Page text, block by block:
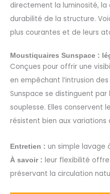
directement la luminosité, la
durabilité de la structure.
plus courantes et de leurs
Moustiquaires Sunspace :
Conçues pour offrir une
en empêchant l’intrusion
Sunspace se distinguent
souplesse. Elles conservent
résistent bien aux variations
Entretien : un simple lavage
À savoir : leur flexibilité
préservant la circulation